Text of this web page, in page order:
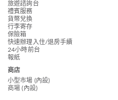
旅遊諮詢台
禮賓服務
貨幣兌換
行李寄存
保險箱
快速辦理入住/退房手續
24小時前台
報紙
商店
小型市場 (內設)
商場 (內設)